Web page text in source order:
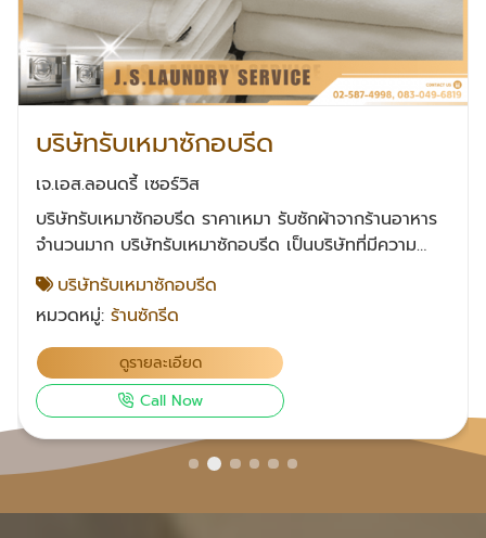
บริษัทรับเหมาซักอบรีด
เจ.เอส.ลอนดรี้ เซอร์วิส
บริษัทรับเหมาซักอบรีด ราคาเหมา รับซักผ้าจากร้านอาหาร
จำนวนมาก บริษัทรับเหมาซักอบรีด เป็นบริษัทที่มีความ
เชี่ยวชาญในการให้บริการซัก อบ และรีดสินค้าชนิด
อุตสาหกรรม เรามุ่งเน้นให้บริการด้วยมาตรฐานสูงสุดเพื่อ
ตอบสนองความต้องการของลูกค้าทุกท่าน โดยเราเสนอ
แนวคิดการบริการที่มอบความสะดวกสบายและประหยัด
เวลาให้กับลูกค้า ด้วยการรับส่งสินค้าถึงที่ตามที่ลูกค้า
กำหนดได้ ซึ่งทำให้ลูกค้าไม่ต้องสะสมผ้าไว้และเสียเวลา
คุณภาพการซักผ้าของเราสามารถตอบสนองความต้องการ
ของโรงแรมทุกประเภทได้อย่างแม่นยำและรวดเร็ว ติดต่อ
บริษัทรับเหมาซักอบรีด
หมวดหมู่: ร้านซักรีด
ดูรายละเอียด
Call Now